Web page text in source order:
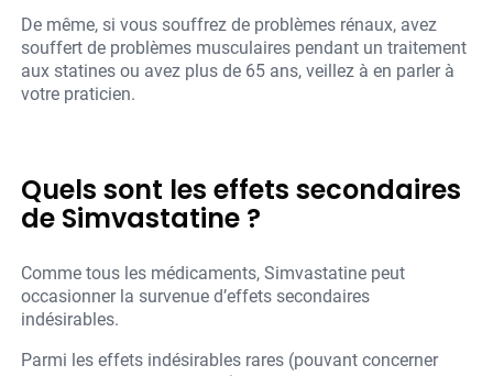
De même, si vous souffrez de problèmes rénaux, avez
souffert de problèmes musculaires pendant un traitement
aux statines ou avez plus de 65 ans, veillez à en parler à
votre praticien.
Quels sont les effets secondaires
de Simvastatine ?
Comme tous les médicaments, Simvastatine peut
occasionner la survenue d’effets secondaires
indésirables.
Parmi les effets indésirables rares (pouvant concerner